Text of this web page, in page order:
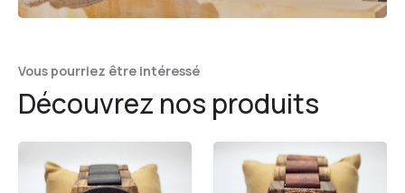
Vous pourriez être intéressé
Découvrez nos produits